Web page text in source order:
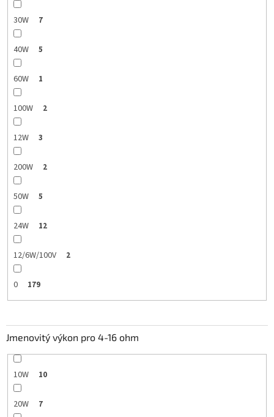
30W 7
40W 5
60W 1
100W 2
12W 3
200W 2
50W 5
24W 12
12/6W/100V 2
0 179
Jmenovitý výkon pro 4-16 ohm
10W 10
20W 7